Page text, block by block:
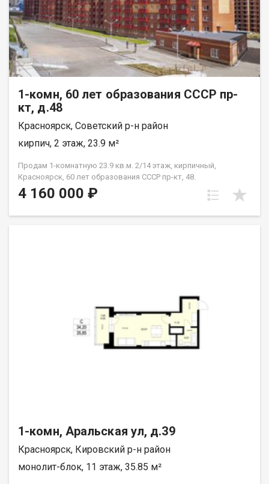
1-комн, 60 лет образования СССР пр-
кт, д.48
Красноярск, Советский р-н район
кирпич, 2 этаж, 23.9 м²
Продам 1-комнатную 23.9 кв.м. 2/14 этаж, кирпичный,
Красноярск, 60 лет образования СССР пр-кт, 48.
4 160 000 ₽
1-комн, Аральская ул, д.39
Красноярск, Кировский р-н район
монолит-блок, 11 этаж, 35.85 м²